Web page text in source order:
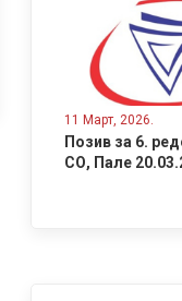
11 Март, 2026.
Позив за 6.
СО, Пале